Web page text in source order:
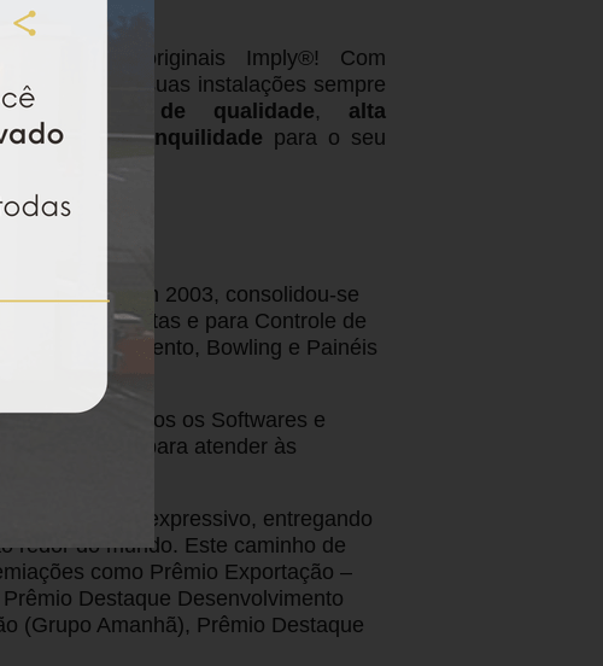
originais Imply®! Com
satisfeitos e suas instalações sempre
controle de qualidade, alta
etranquilidade para o seu
Fundada em 2003, consolidou-se
completas e para Controle de
Autoatendimento, Bowling e Painéis
Todos os Softwares e
flexibilidade para atender às
crescimento expressivo, entregando
redor do mundo. Este caminho de
como Prêmio Exportação –
Destaque Desenvolvimento
(Grupo Amanhã), Prêmio Destaque